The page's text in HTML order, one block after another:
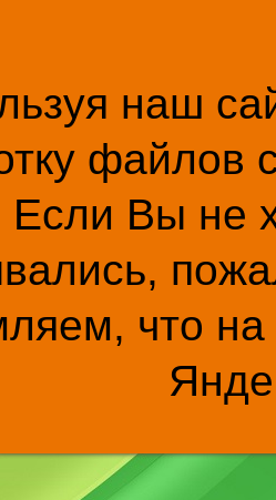
наш
файлов
Если Вы не
что на